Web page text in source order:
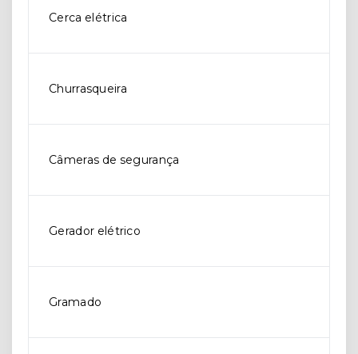
Cerca elétrica
Churrasqueira
Câmeras de segurança
Gerador elétrico
Gramado